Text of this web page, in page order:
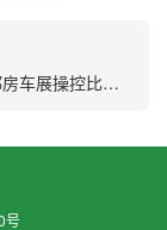
控比美家用车
号